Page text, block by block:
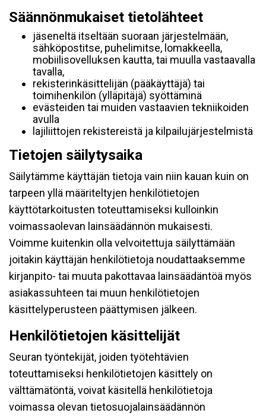
Säännönmukaiset tietolähteet
jäseneltä itseltään suoraan järjestelmään,
sähköpostitse, puhelimitse, lomakkeella,
mobiilisovelluksen kautta, tai muulla vastaavalla
tavalla,
rekisterinkäsittelijän (pääkäyttäjä) tai
toimihenkilön (ylläpitäjä) syöttäminä
evästeiden tai muiden vastaavien tekniikoiden
avulla
lajiliittojen rekistereistä ja kilpailujärjestelmistä
Tietojen säilytysaika
Säilytämme käyttäjän tietoja vain niin kauan kuin on
tarpeen yllä määriteltyjen henkilötietojen
käyttötarkoitusten toteuttamiseksi kulloinkin
voimassaolevan lainsäädännön mukaisesti.
Voimme kuitenkin olla velvoitettuja säilyttämään
joitakin käyttäjän henkilötietoja noudattaaksemme
kirjanpito- tai muuta pakottavaa lainsäädäntöä myös
asiakassuhteen tai muun henkilötietojen
käsittelyperusteen päättymisen jälkeen.
Henkilötietojen käsittelijät
Seuran työntekijät, joiden työtehtävien
toteuttamiseksi henkilötietojen käsittely on
välttämätöntä, voivat käsitellä henkilötietoja
voimassa olevan tietosuojalainsäädännön